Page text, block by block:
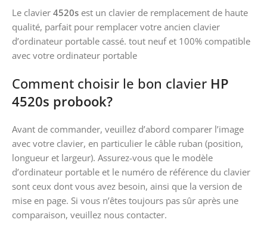
Le clavier 4520s est un clavier de remplacement de haute
qualité, parfait pour remplacer votre ancien clavier
d’ordinateur portable cassé. tout neuf et 100% compatible
avec votre ordinateur portable
Comment choisir le bon clavier HP
4520s probook?
Avant de commander, veuillez d’abord comparer l’image
avec votre clavier, en particulier le câble ruban (position,
longueur et largeur). Assurez-vous que le modèle
d’ordinateur portable et le numéro de référence du clavier
sont ceux dont vous avez besoin, ainsi que la version de
mise en page. Si vous n’êtes toujours pas sûr après une
comparaison, veuillez nous contacter.